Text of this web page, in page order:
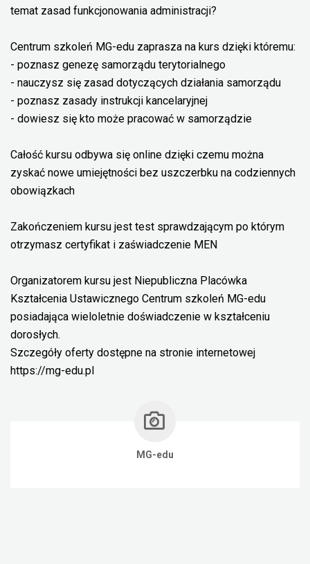
temat zasad funkcjonowania administracji?
Centrum szkoleń MG-edu zaprasza na kurs dzięki któremu:
- poznasz genezę samorządu terytorialnego
- nauczysz się zasad dotyczących działania samorządu
- poznasz zasady instrukcji kancelaryjnej
- dowiesz się kto może pracować w samorządzie
Całość kursu odbywa się online dzięki czemu można
zyskać nowe umiejętności bez uszczerbku na codziennych
obowiązkach
Zakończeniem kursu jest test sprawdzającym po którym
otrzymasz certyfikat i zaświadczenie MEN
Organizatorem kursu jest Niepubliczna Placówka
Kształcenia Ustawicznego Centrum szkoleń MG-edu
posiadająca wieloletnie doświadczenie w kształceniu
dorosłych.
Szczegóły oferty dostępne na stronie internetowej
https://mg-edu.pl
MG-edu